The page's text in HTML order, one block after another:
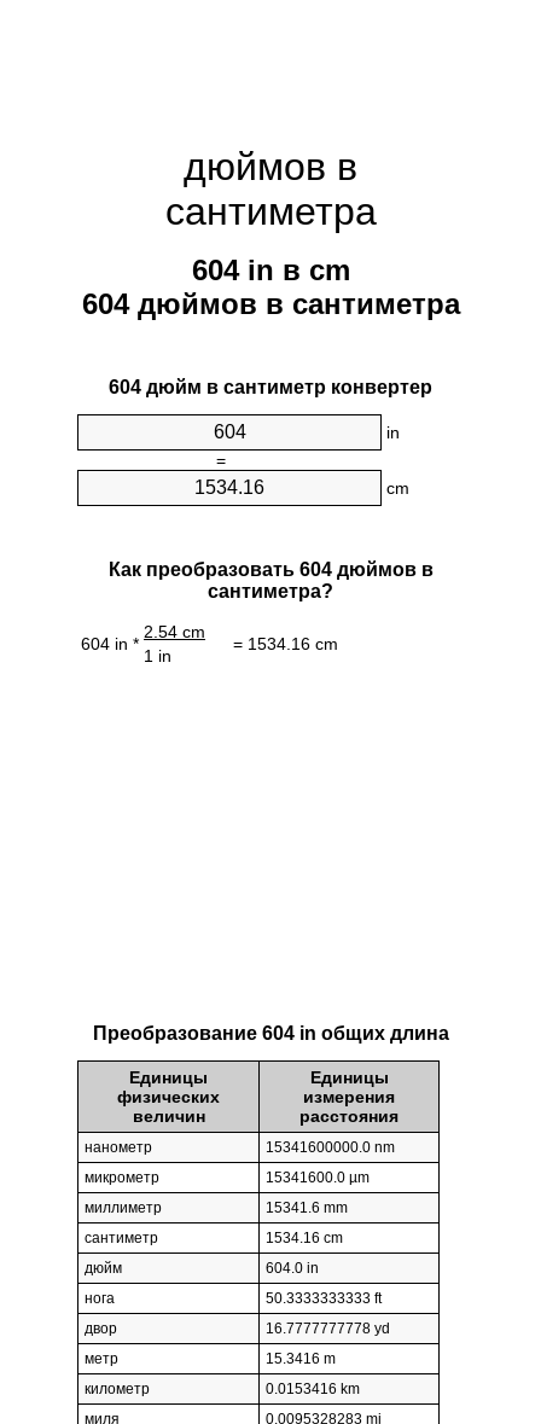
дюймов в
сантиметра
604 in в cm
604 дюймов в сантиметра
604 дюйм в сантиметр конвертер
in
=
cm
Как преобразовать 604 дюймов в
сантиметра?
604 in *
2.54 cm
= 1534.16 cm
1 in
Преобразование 604 in общих длина
Единицы
физических
величин
Единицы
измерения
расстояния
нанометр
15341600000.0 nm
микрометр
15341600.0 µm
миллиметр
15341.6 mm
сантиметр
1534.16 cm
дюйм
604.0 in
нога
50.3333333333 ft
двор
16.7777777778 yd
метр
15.3416 m
километр
0.0153416 km
миля
0.0095328283 mi